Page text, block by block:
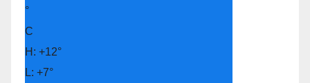
°
C
H: +12°
L: +7°